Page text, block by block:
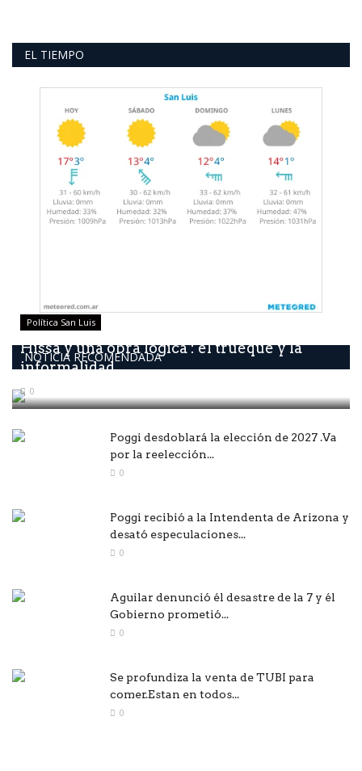
EL TIEMPO
NOTICIA RECOMENDADA
Política San Luis
Hissa y una obra lógica : él trueque y la
informalidad...
0
Poggi desdoblará la elección de 2027 .Va
por la reelección...
0
Poggi recibió a la Intendenta de Arizona y
desató especulaciones...
0
Aguilar denunció él desastre de la 7 y él
Gobierno prometió...
0
Se profundiza la venta de TUBI para
comer.Estan en todos...
0